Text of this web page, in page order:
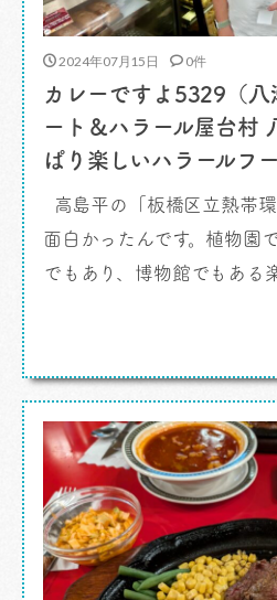
2024年07月15日 0件
カレーですよ5329（
ート＆ハラール屋台村
ぱり楽しいハラールフ
高島平の「板橋区立熱帯
面白かったんです。植物園
でもあり、博物館でもある
たかった人に会えまし
それで、そのあとクルマ移
ことで、ケンさんに付き